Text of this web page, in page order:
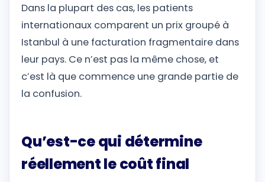
Dans la plupart des cas, les patients
internationaux comparent un prix groupé à
Istanbul à une facturation fragmentaire dans
leur pays. Ce n’est pas la même chose, et
c’est là que commence une grande partie de
la confusion.
Qu’est-ce qui détermine
réellement le coût final